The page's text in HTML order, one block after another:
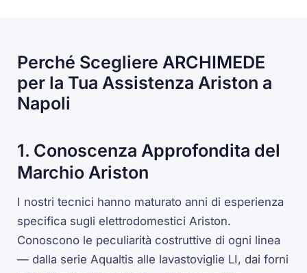
Perché Scegliere ARCHIMEDE
per la Tua Assistenza Ariston a
Napoli
1. Conoscenza Approfondita del
Marchio Ariston
I nostri tecnici hanno maturato anni di esperienza
specifica sugli elettrodomestici Ariston.
Conoscono le peculiarità costruttive di ogni linea
— dalla serie Aqualtis alle lavastoviglie LI, dai forni